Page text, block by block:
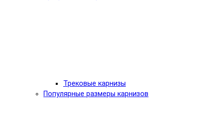
Трековые карнизы
Популярные размеры карнизов